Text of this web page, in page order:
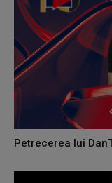
Petrecerea lui